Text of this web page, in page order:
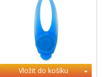
Vložit do košíku